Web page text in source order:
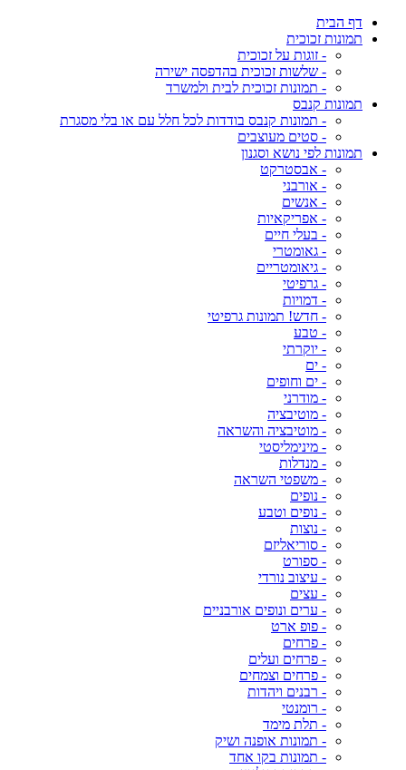
דף הבית
תמונות זכוכית
- זוגות על זכוכית
- שלשות זכוכית בהדפסה ישירה
- תמונות זכוכית לבית ולמשרד
תמונות קנבס
- תמונות קנבס בודדות לכל חלל עם או בלי מסגרת
- סטים מעוצבים
תמונות לפי נושא וסגנון
- אבסטרקט
- אורבני
- אנשים
- אפריקאיות
- בעלי חיים
- גאומטרי
- גיאומטריים
- גרפיטי
- דמויות
- חדש! תמונות גרפיטי
- טבע
- יוקרתי
- ים
- ים וחופים
- מודרני
- מוטיבציה
- מוטיבציה והשראה
- מינימליסטי
- מנדלות
- משפטי השראה
- נופים
- נופים וטבע
- נוצות
- סוריאליזם
- ספורט
- עיצוב נורדי
- עצים
- ערים ונופים אורבניים
- פופ ארט
- פרחים
- פרחים ועלים
- פרחים וצמחים
- רבנים ויהדות
- רומנטי
- תלת מימד
- תמונות אופנה ושיק
- תמונות בקו אחד